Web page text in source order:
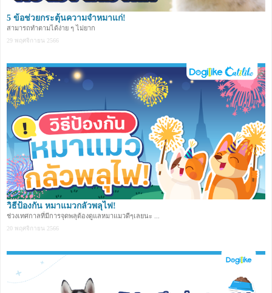
5 ข้อช่วยกระตุ้นความจำหมาแก่!
สามารถทำตามได้ง่าย ๆ ไม่ยาก
29 พฤศจิกายน 2566
วิธีป้องกัน หมาแมวกลัวพลุไฟ!
ช่วงเทศกาลที่มีการจุดพลุต้องดูแลหมาแมวดีๆเลยนะ ...
20 พฤศจิกายน 2566